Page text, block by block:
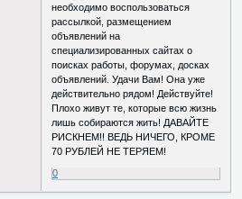
необходимо воспользоваться
рассылкой, размещением
объявлений на
специализированных сайтах о
поисках работы, форумах, досках
объявлений. Удачи Вам! Она уже
действительно рядом! Действуйте!
Плохо живут те, которые всю жизнь
лишь собираются жить! ДАВАЙТЕ
РИСКНЕМ!! ВЕДЬ НИЧЕГО, КРОМЕ
70 РУБЛЕЙ НЕ ТЕРЯЕМ!
0